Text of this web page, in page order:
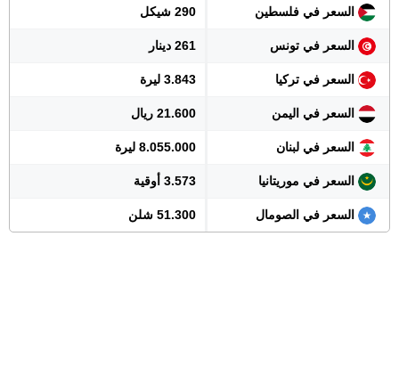
السعر في فلسطين 290 شيكل
السعر في تونس 261 دينار
السعر في تركيا 3.843 ليرة
السعر في اليمن 21.600 ريال
السعر في لبنان 8.055.000 ليرة
السعر في موريتانيا 3.573 أوقية
السعر في الصومال 51.300 شلن